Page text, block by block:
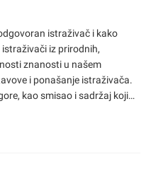
istraživač i kako
iz prirodnih,
znanosti u našem
i ponašanje istraživača.
kao smisao i sadržaj koji
praksu.